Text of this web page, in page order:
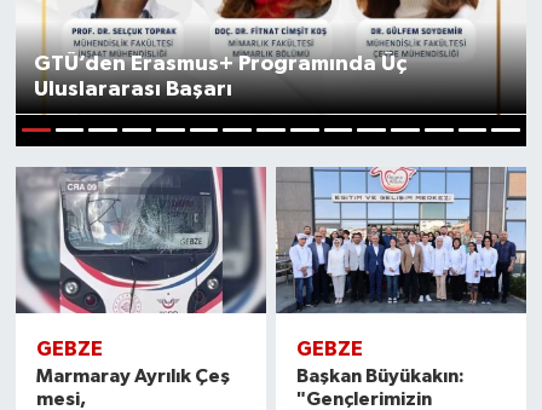
GTÜ’den Erasmus+ Programında Üç
Uluslararası Başarı
GEBZE
Marmaray Ayrılık Çeş
mesi,
GEBZE
Başkan Büyükakın:
"Gençlerimizin
Son Dakika Haberleri
Haber Arşivi